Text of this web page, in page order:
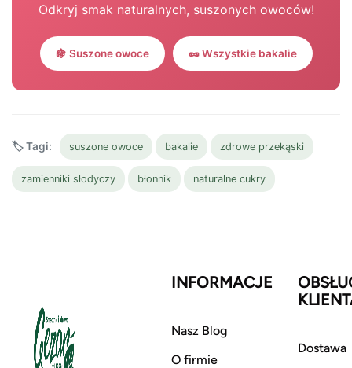
Odkryj smak naturalnych, suszonych owoców!
🍇 Suszone owoce 🥜 Wszystkie bakalie
🏷️ Tagi: suszone owoce bakalie zdrowe przekąski
zamienniki słodyczy błonnik naturalne cukry
INFORMACJE
Nasz Blog
O firmie
Dostawa